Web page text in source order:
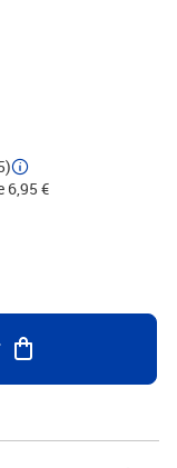
dans un
anneaux. Paquet
de bien
de loger les
de bière dans les
Format extérieur :
6,95 €